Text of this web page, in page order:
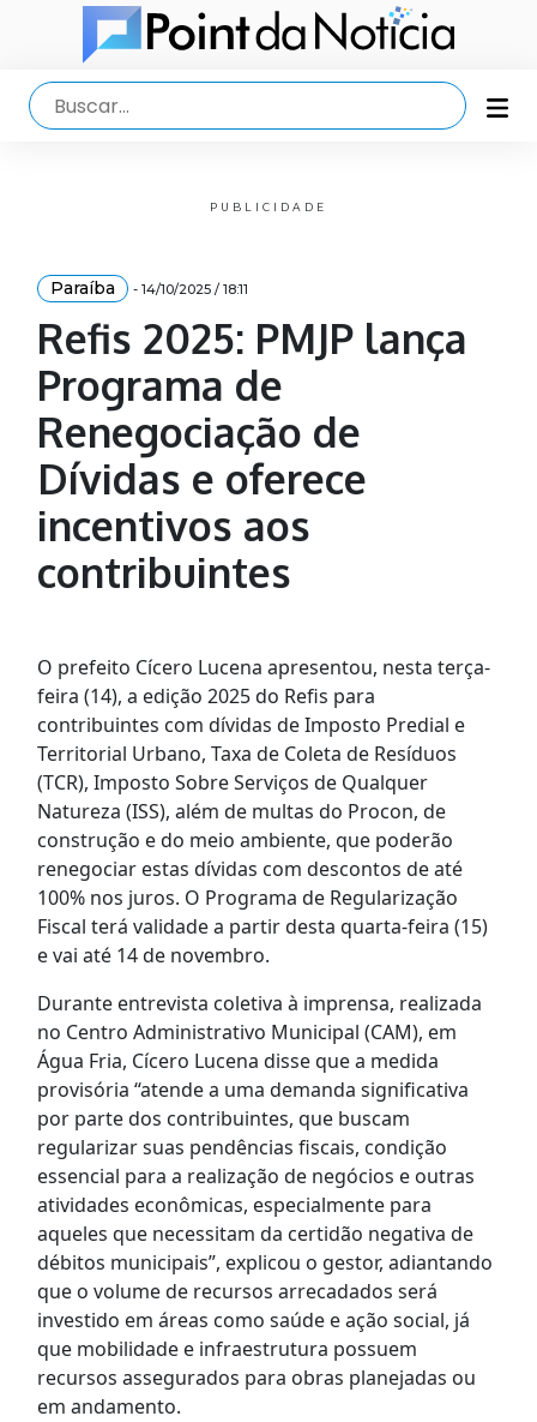
PUBLICIDADE
Paraíba - 14/10/2025 / 18:11
Refis 2025: PMJP lança
Programa de
Renegociação de
Dívidas e oferece
incentivos aos
contribuintes
O prefeito Cícero Lucena apresentou, nesta terça-
feira (14), a edição 2025 do Refis para
contribuintes com dívidas de Imposto Predial e
Territorial Urbano, Taxa de Coleta de Resíduos
(TCR), Imposto Sobre Serviços de Qualquer
Natureza (ISS), além de multas do Procon, de
construção e do meio ambiente, que poderão
renegociar estas dívidas com descontos de até
100% nos juros. O Programa de Regularização
Fiscal terá validade a partir desta quarta-feira (15)
e vai até 14 de novembro.
Durante entrevista coletiva à imprensa, realizada
no Centro Administrativo Municipal (CAM), em
Água Fria, Cícero Lucena disse que a medida
provisória “atende a uma demanda significativa
por parte dos contribuintes, que buscam
regularizar suas pendências fiscais, condição
essencial para a realização de negócios e outras
atividades econômicas, especialmente para
aqueles que necessitam da certidão negativa de
débitos municipais”, explicou o gestor, adiantando
que o volume de recursos arrecadados será
investido em áreas como saúde e ação social, já
que mobilidade e infraestrutura possuem
recursos assegurados para obras planejadas ou
em andamento.